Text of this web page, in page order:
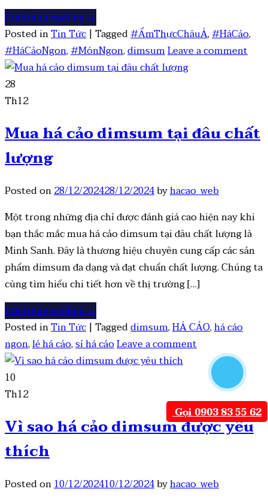
Continue reading→
Posted inTin Tức | Tagged#ẨmThựcChâuÁ,#HáCảo,
#HáCảoNgon,#MónNgon,dimsumLeave a comment
28
Th12
Mua há cảo dimsum tại đâu chất
lượng
Posted on28/12/202428/12/2024byhacao_web
Một trong những địa chỉ được đánh giá cao hiện nay khi
bạn thắc mắc mua há cảo dimsum tại đâu chất lượng là
Minh Sanh. Đây là thương hiệu chuyên cung cấp các sản
phẩm dimsum đa dạng và đạt chuẩn chất lượng. Chúng ta
cùng tìm hiểu chi tiết hơn về thị trường […]
Continue reading→
Posted inTin Tức | Taggeddimsum,HÁ CẢO,há cáo
ngon,lẻ há cảo,sỉ há cảoLeave a comment
10
Th12
Vì sao há cảo dimsum được yêu
thích
Posted on10/12/202410/12/2024byhacao_web
Gọi 0903 83 55 62